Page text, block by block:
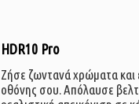
HDR10 Pro
Ζήσε ζωντανά χρώματα και
οθόνης σου. Απόλαυσε